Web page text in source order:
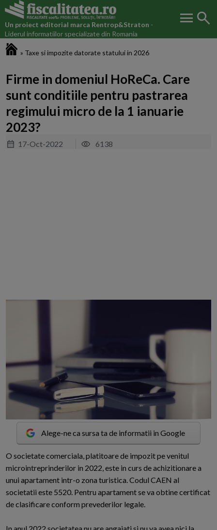
Un proiect editorial marca Rentrop&Straton -
Liderul informatiilor specializate din Romania
menu search
» Taxe si impozite datorate statului in 2026
Firme in domeniul HoReCa. Care
sunt conditiile pentru pastrarea
regimului micro de la 1 ianuarie
2023?
17-Oct-2022 6138
Alege-ne ca sursa ta de informatii in Google
O societate comerciala, platitoare de impozit pe venitul
microintreprinderilor in 2022, este in curs de achizitionare a
unui apartament intr-o zona turistica. Codul CAEN al
societatii este 5520. Pentru apartament se va obtine certificat
de clasificare conform prevederilor legale.
In anul 2022 societatea nu are angajati si nu va avea nici la